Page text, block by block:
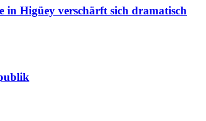
in Higüey verschärft sich dramatisch